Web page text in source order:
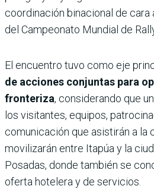
coordinación binacional de cara
del Campeonato Mundial de
El encuentro tuvo como eje
de acciones conjuntas para
fronteriza, considerando que
los visitantes, equipos,
comunicación que asistirán a la
movilizarán entre Itapúa y la
Posadas, donde también se
oferta hotelera y de servicios.